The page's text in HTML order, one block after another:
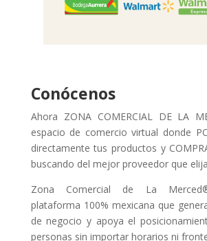
Conócenos
Ahora ZONA COMERCIAL DE LA
espacio de comercio virtual donde
directamente tus productos y
buscando del mejor proveedor que
Zona Comercial de La
plataforma 100% mexicana que
de negocio y apoya el
personas sin importar horarios ni